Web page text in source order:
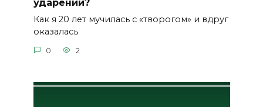
ударений?
Как я 20 лет мучилась с «творогом» и вдруг
оказалась
0 2